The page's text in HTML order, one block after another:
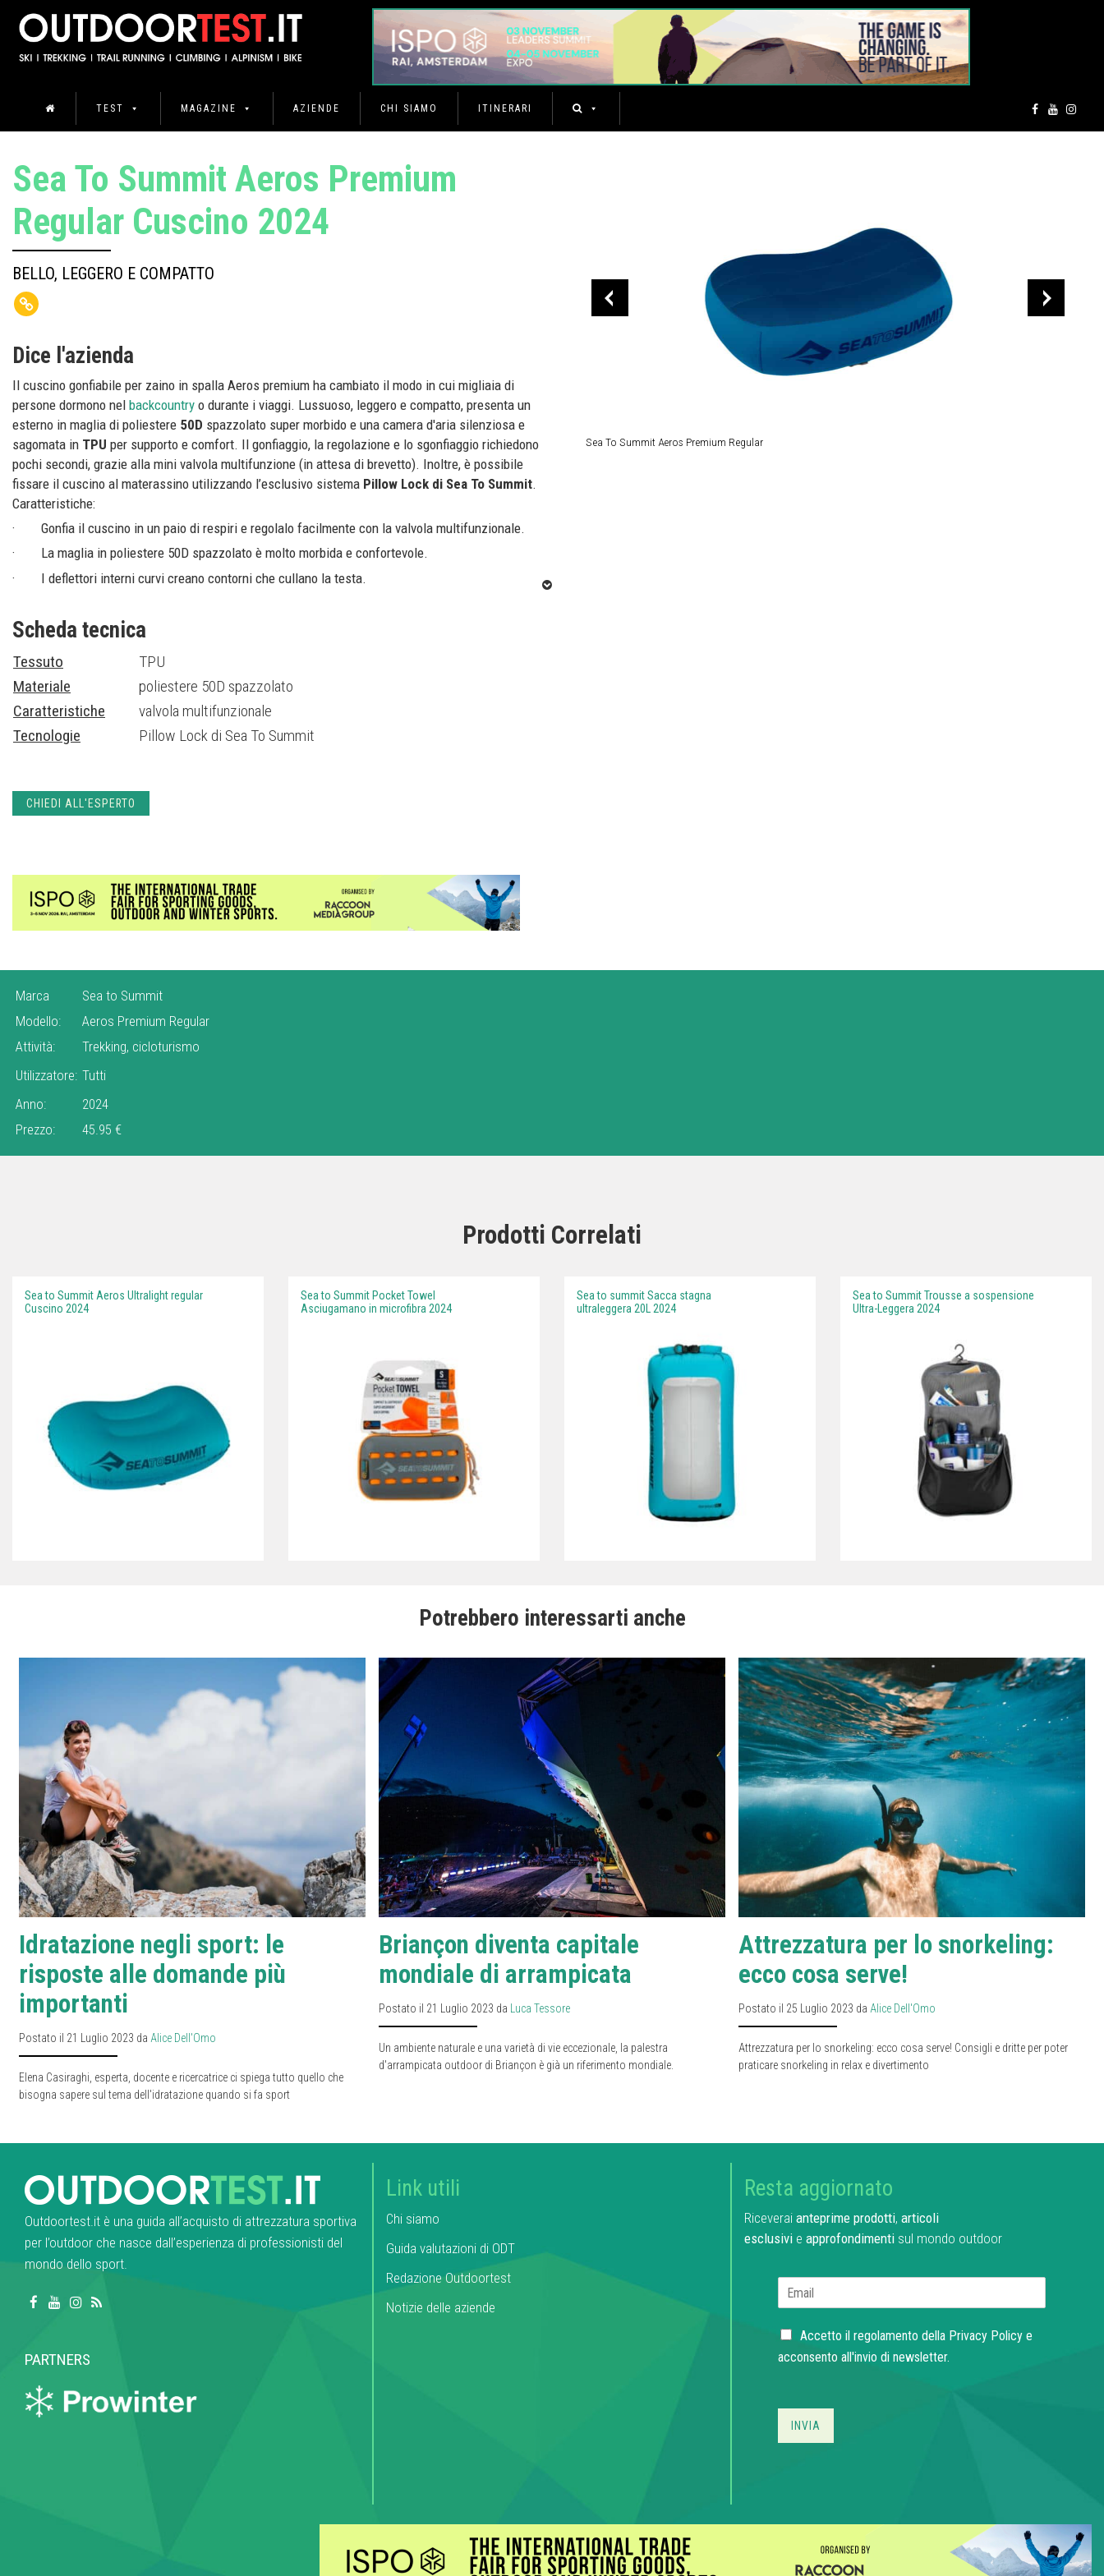
TEST MAGAZINE AZIENDE CHI SIAMO ITINERARI
Sea To Summit Aeros Premium Regular
Sea To Summit Aeros Premium
Regular Cuscino 2024
BELLO, LEGGERO E COMPATTO
Dice l'azienda
Il cuscino gonfiabile per zaino in spalla Aeros premium ha cambiato il modo in cui migliaia di
persone dormono nel backcountry o durante i viaggi. Lussuoso, leggero e compatto, presenta un
esterno in maglia di poliestere 50D spazzolato super morbido e una camera d'aria silenziosa e
sagomata in TPU per supporto e comfort. Il gonfiaggio, la regolazione e lo sgonfiaggio richiedono
pochi secondi, grazie alla mini valvola multifunzione (in attesa di brevetto). Inoltre, è possibile
fissare il cuscino al materassino utilizzando l’esclusivo sistema Pillow Lock di Sea To Summit.
Caratteristiche:
· Gonfia il cuscino in un paio di respiri e regolalo facilmente con la valvola multifunzionale.
· La maglia in poliestere 50D spazzolato è molto morbida e confortevole.
· I deflettori interni curvi creano contorni che cullano la testa.
sulla schiena, sul fianco o in posizione eretta su una sedia.
flusso d'aria per un maggiore comfort.
Scheda tecnica
Tessuto
TPU
Materiale
poliestere 50D spazzolato
Caratteristiche
valvola multifunzionale
Tecnologie
Pillow Lock di Sea To Summit
CHIEDI ALL'ESPERTO
Marca
Sea to Summit
Modello:
Aeros Premium Regular
Attività:
Trekking, cicloturismo
Utilizzatore: Tutti
Anno:
2024
Prezzo:
45.95 €
Prodotti Correlati
Sea to Summit Aeros Ultralight regular
Cuscino 2024
Sea to Summit Pocket Towel
Asciugamano in microfibra 2024
Sea to summit Sacca stagna
ultraleggera 20L 2024
Sea to Summit Trousse a sospensione
Ultra-Leggera 2024
Potrebbero interessarti anche
Idratazione negli sport: le
risposte alle domande più
importanti
Postato il 21 Luglio 2023 da Alice Dell'Omo
Elena Casiraghi, esperta, docente e ricercatrice ci spiega tutto quello che
bisogna sapere sul tema dell'idratazione quando si fa sport
Briançon diventa capitale
mondiale di arrampicata
Postato il 21 Luglio 2023 da Luca Tessore
Un ambiente naturale e una varietà di vie eccezionale, la palestra
d'arrampicata outdoor di Briançon è già un riferimento mondiale.
Attrezzatura per lo snorkeling:
ecco cosa serve!
Postato il 25 Luglio 2023 da Alice Dell'Omo
Attrezzatura per lo snorkeling: ecco cosa serve! Consigli e dritte per poter
praticare snorkeling in relax e divertimento
Outdoortest.it è una guida all’acquisto di attrezzatura sportiva
per l’outdoor che nasce dall’esperienza di professionisti del
mondo dello sport.
PARTNERS
Link utili
Chi siamo
Guida valutazioni di ODT
Redazione Outdoortest
Notizie delle aziende
Resta aggiornato
Riceveraianteprime prodotti, articoli
esclusivie approfondimentisul mondo outdoor
*
C
e
x
Accetto il regolamento della Privacy Policye
acconsento all'invio di newsletter.
INVIA